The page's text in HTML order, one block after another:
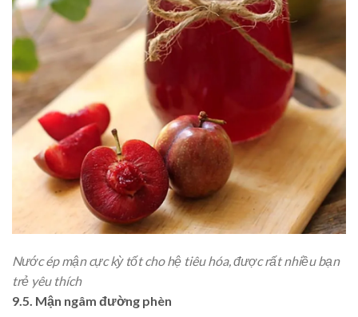
Nước ép mận cực kỳ tốt cho hệ tiêu hóa, được rất nhiều bạn
trẻ yêu thích
9.5. Mận ngâm đường phèn